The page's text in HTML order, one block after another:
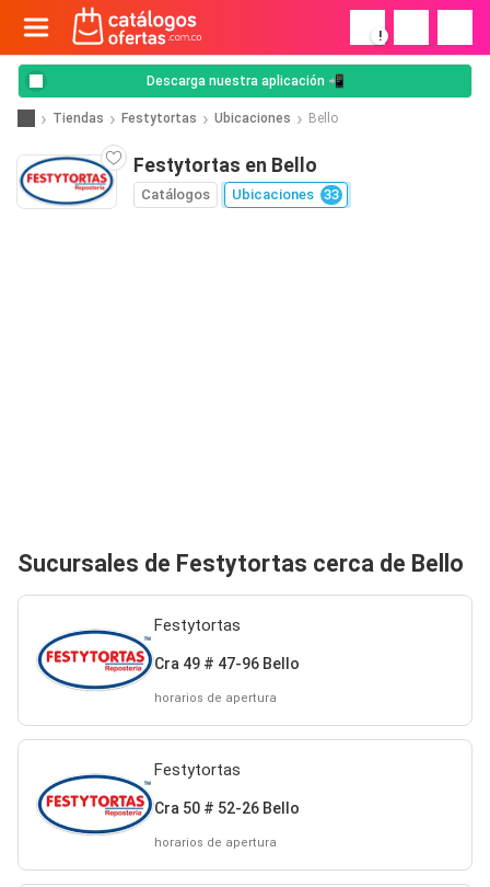
!
Descarga nuestra aplicación 📲
Tiendas Festytortas Ubicaciones Bello
Festytortas en Bello
Catálogos Ubicaciones 33
Sucursales de Festytortas cerca de Bello
Festytortas
Cra 49 # 47-96 Bello
horarios de apertura
Festytortas
Cra 50 # 52-26 Bello
horarios de apertura